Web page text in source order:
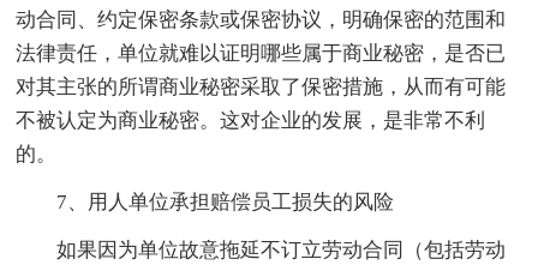
动合同、约定保密条款或保密协议，明确保密的范围和
法律责任，单位就难以证明哪些属于商业秘密，是否已
对其主张的所谓商业秘密采取了保密措施，从而有可能
不被认定为商业秘密。这对企业的发展，是非常不利
的。
7、用人单位承担赔偿员工损失的风险
如果因为单位故意拖延不订立劳动合同（包括劳动